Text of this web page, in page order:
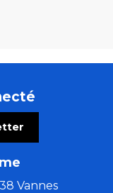
Vannes